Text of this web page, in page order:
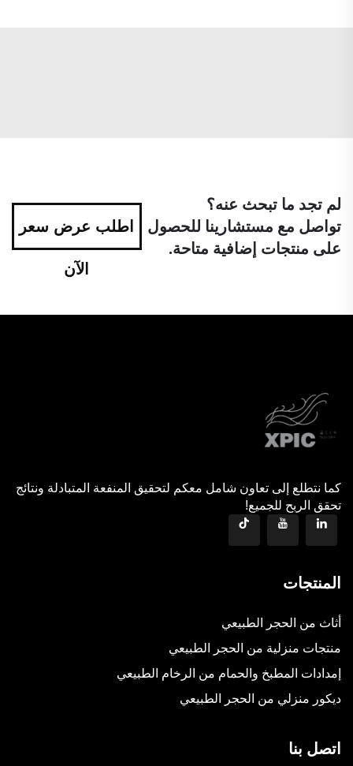
لم تجد ما تبحث عنه؟
تواصل مع مستشارينا للحصول
على منتجات إضافية متاحة.
اطلب عرض سعر
الآن
كما نتطلع إلى تعاون شامل معكم لتحقيق المنفعة المتبادلة ونتائج
تحقق الربح للجميع!
المنتجات
أثاث من الحجر الطبيعي
منتجات منزلية من الحجر الطبيعي
إمدادات المطبخ والحمام من الرخام الطبيعي
ديكور منزلي من الحجر الطبيعي
اتصل بنا